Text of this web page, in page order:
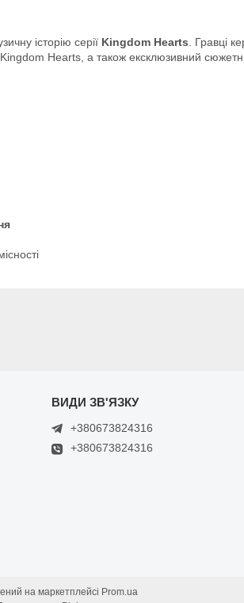
історію серії Kingdom Hearts . Гравці
Kingdom Hearts, а також ексклюзивний
+380673824316
+380673824316
на маркетплейсі Prom.ua